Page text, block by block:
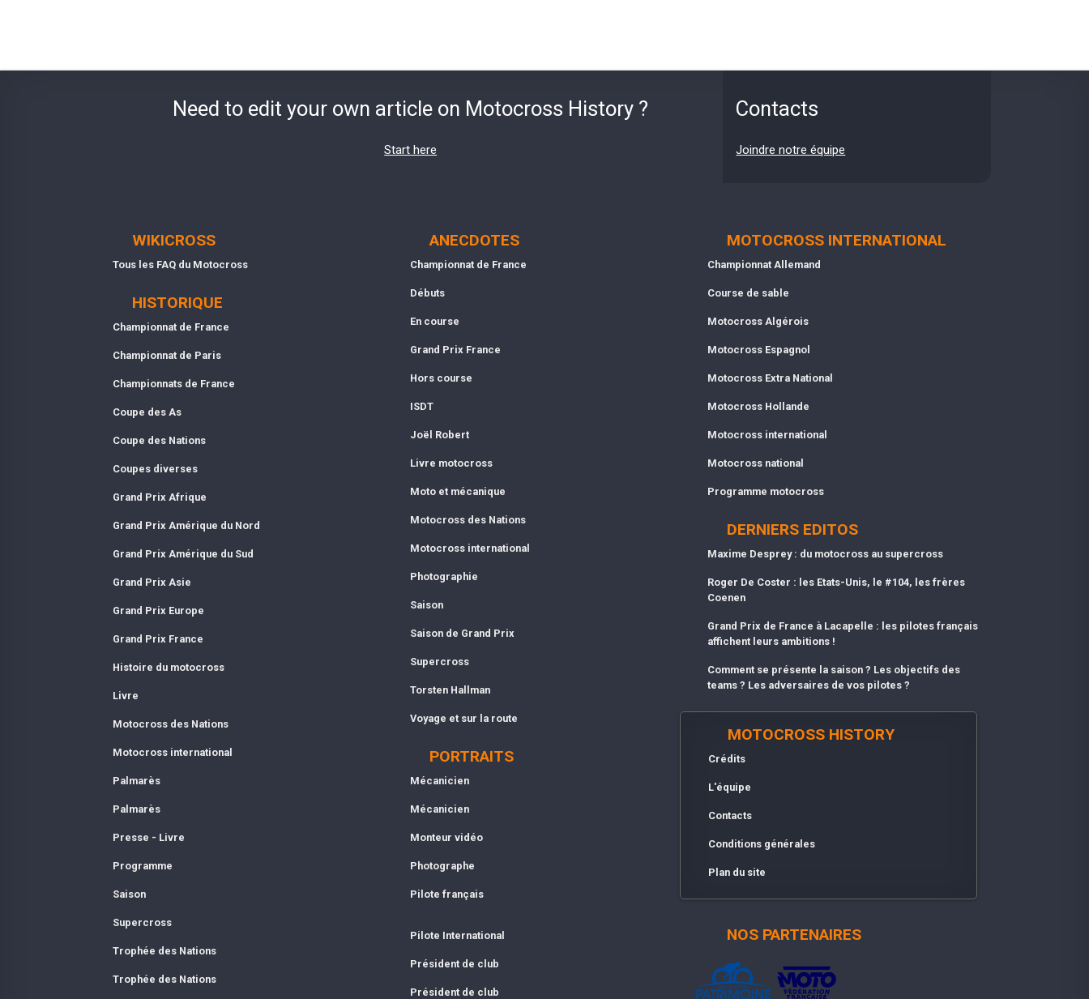
Need to edit your own article on Motocross History ?
Start here
Contacts
Joindre notre équipe
WIKICROSS
Tous les FAQ du Motocross
HISTORIQUE
Championnat de France
Championnat de Paris
Championnats de France
Coupe des As
Coupe des Nations
Coupes diverses
Grand Prix Afrique
Grand Prix Amérique du Nord
Grand Prix Amérique du Sud
Grand Prix Asie
Grand Prix Europe
Grand Prix France
Histoire du motocross
Livre
Motocross des Nations
Motocross international
Palmarès
Palmarès
Presse - Livre
Programme
Saison
Supercross
Trophée des Nations
Trophée des Nations
ANECDOTES
Championnat de France
Débuts
En course
Grand Prix France
Hors course
ISDT
Joël Robert
Livre motocross
Moto et mécanique
Motocross des Nations
Motocross international
Photographie
Saison
Saison de Grand Prix
Supercross
Torsten Hallman
Voyage et sur la route
PORTRAITS
Mécanicien
Mécanicien
Monteur vidéo
Photographe
Pilote français
Pilote International
Président de club
Président de club
MOTOCROSS INTERNATIONAL
Championnat Allemand
Course de sable
Motocross Algérois
Motocross Espagnol
Motocross Extra National
Motocross Hollande
Motocross international
Motocross national
Programme motocross
DERNIERS EDITOS
Maxime Desprey : du motocross au supercross
Roger De Coster : les Etats-Unis, le #104, les frères
Coenen
Grand Prix de France à Lacapelle : les pilotes français
affichent leurs ambitions !
Comment se présente la saison ? Les objectifs des
teams ? Les adversaires de vos pilotes ?
MOTOCROSS HISTORY
Crédits
L'équipe
Contacts
Conditions générales
Plan du site
NOS PARTENAIRES